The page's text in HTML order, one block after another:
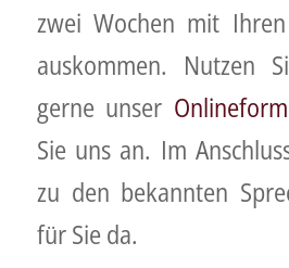
zwei Wochen mit
auskommen. Nutzen
gerne unser
Sie uns an. Im
zu den bekannten
für Sie da.